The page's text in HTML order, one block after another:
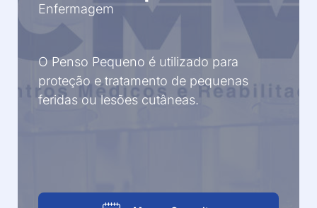
Enfermagem
O Penso Pequeno é utilizado para
proteção e tratamento de pequenas
feridas ou lesões cutâneas.